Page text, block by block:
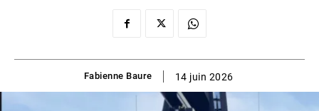
Fabienne Baure 14 juin 2026